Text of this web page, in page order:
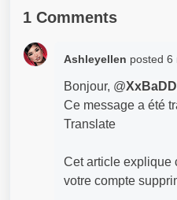
1 Comments
Ashleyellen posted 6
Bonjour, @
Ce message a été
Translate
Cet article explique
votre compte